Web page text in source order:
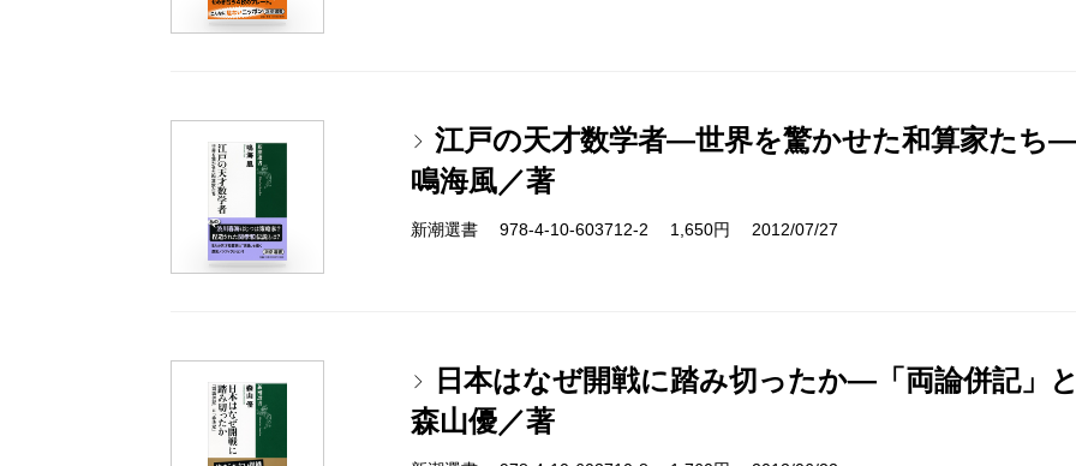
江戸の天才数学者―世界を驚かせた和算家たち―
鳴海風／著
新潮選書 978-4-10-603712-2 1,650円 2012/07/27
日本はなぜ開戦に踏み切ったか―「両論併記」
森山優／著